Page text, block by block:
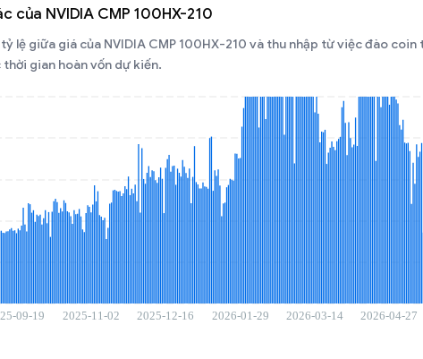
của NVIDIA CMP 100HX-210
lệ giữa giá của NVIDIA CMP 100HX-210 và thu nhập từ việc đào
gian hoàn vốn dự kiến.